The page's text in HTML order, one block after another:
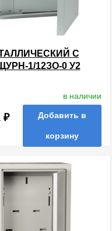
С
1/12ЗО-0 У2
₽
в наличии
Добавить в
корзину